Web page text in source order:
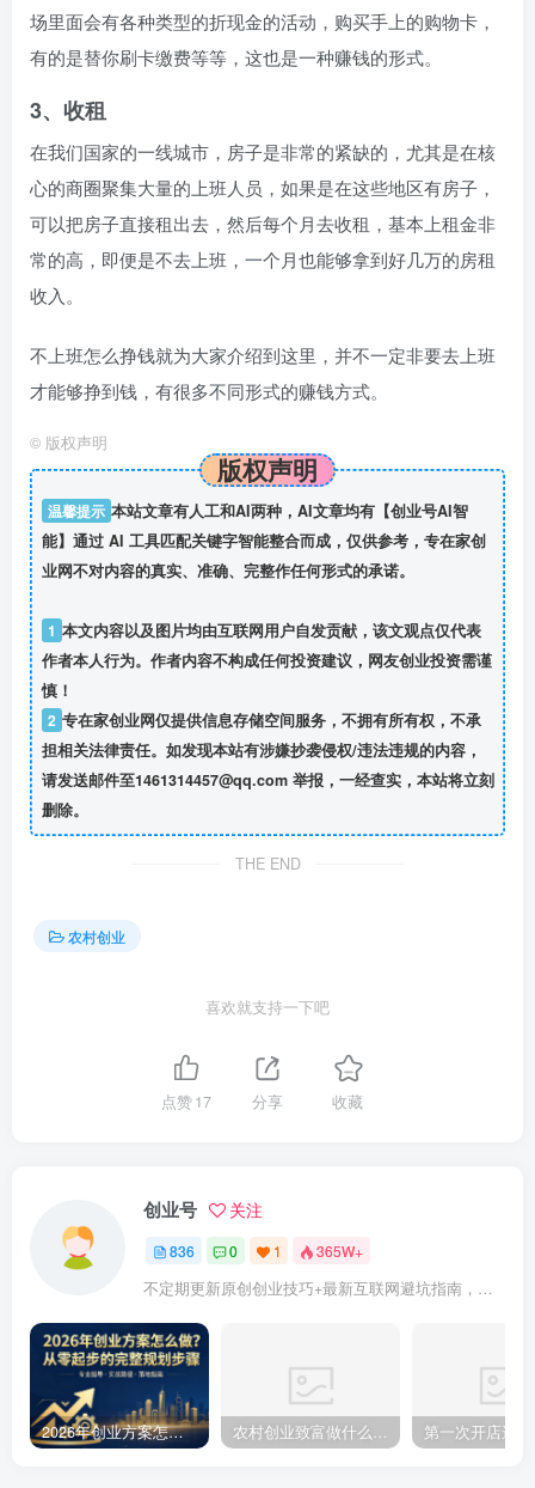
场里面会有各种类型的折现金的活动，购买手上的购物卡，
有的是替你刷卡缴费等等，这也是一种赚钱的形式。
3、收租
在我们国家的一线城市，房子是非常的紧缺的，尤其是在核
心的商圈聚集大量的上班人员，如果是在这些地区有房子，
可以把房子直接租出去，然后每个月去收租，基本上租金非
常的高，即便是不去上班，一个月也能够拿到好几万的房租
收入。
不上班怎么挣钱就为大家介绍到这里，并不一定非要去上班
才能够挣到钱，有很多不同形式的赚钱方式。
© 版权声明
版权声明
温馨提示 本站文章有人工和AI两种，AI文章均有【创业号AI智
能】通过 AI 工具匹配关键字智能整合而成，仅供参考，专在家创
业网不对内容的真实、准确、完整作任何形式的承诺。
1 本文内容以及图片均由互联网用户自发贡献，该文观点仅代表
作者本人行为。作者内容不构成任何投资建议，网友创业投资需谨
慎！
2 专在家创业网仅提供信息存储空间服务，不拥有所有权，不承
担相关法律责任。如发现本站有涉嫌抄袭侵权/违法违规的内容，
请发送邮件至1461314457@qq.com 举报，一经查实，本站将立刻
删除。
THE END
农村创业
喜欢就支持一下吧
点赞17 分享 收藏
创业号 关注
836 0 1 365W+
不定期更新原创创业技巧+最新互联网避坑指南，助力企业或者个人快速成功创业
2026年创业方案怎么做？从零起步的完整规划步骤